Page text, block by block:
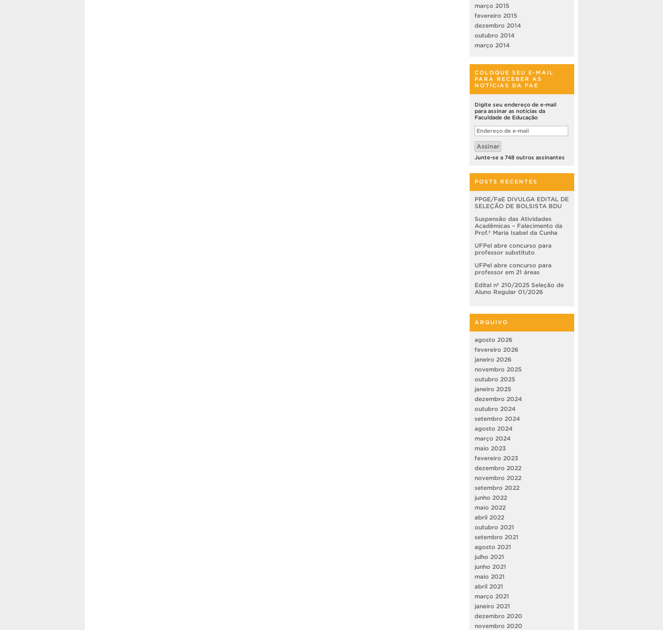
março 2015
fevereiro 2015
dezembro 2014
outubro 2014
março 2014
COLOQUE SEU E-MAIL
PARA RECEBER AS
NOTÍCIAS DA FAE
Digite seu endereço de e-mail
para assinar as notícias da
Faculdade de Educação
Endereço
de
e-
mail
Assinar
Junte-se a 748 outros assinantes
POSTS RECENTES
PPGE/FaE DIVULGA EDITAL DE
SELEÇÃO DE BOLSISTA BDU
Suspensão das Atividades
Acadêmicas – Falecimento da
Prof.ª Maria Isabel da Cunha
UFPel abre concurso para
professor substituto
UFPel abre concurso para
professor em 21 áreas
Edital nº 210/2025 Seleção de
Aluno Regular 01/2026
ARQUIVO
agosto 2026
fevereiro 2026
janeiro 2026
novembro 2025
outubro 2025
janeiro 2025
dezembro 2024
outubro 2024
setembro 2024
agosto 2024
março 2024
maio 2023
fevereiro 2023
dezembro 2022
novembro 2022
setembro 2022
junho 2022
maio 2022
abril 2022
outubro 2021
setembro 2021
agosto 2021
julho 2021
junho 2021
maio 2021
abril 2021
março 2021
janeiro 2021
dezembro 2020
novembro 2020